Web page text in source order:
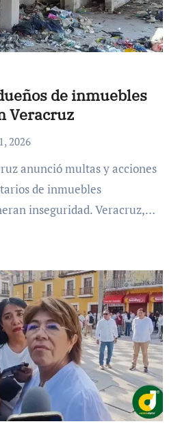
de inmuebles
Veracruz
2026
de inmuebles
inseguridad. Veracruz,…